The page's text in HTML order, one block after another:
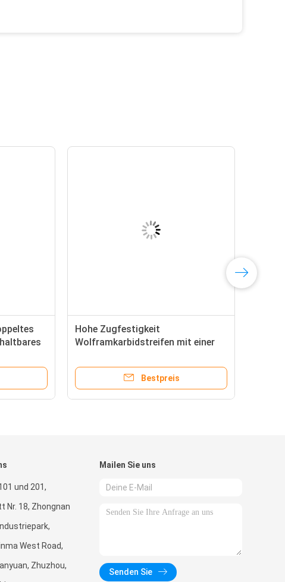
Hohe Zugfestigkeit
Wolframkarbidstreifen mit einer
Bestpreis
und 201,
Nr. 18, Zhongnan
West Road,
Zhuzhou,
Mailen Sie uns
Senden Sie